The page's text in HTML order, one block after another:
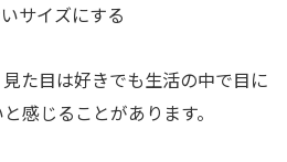
サイズにする
た目は好きでも生活の中で目に
感じることがあります。